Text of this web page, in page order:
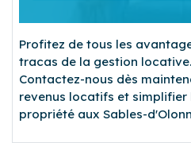
Profitez de tous les
tracas de la gestion locative.
Contactez-nous dès
revenus locatifs et
propriété aux Sables-